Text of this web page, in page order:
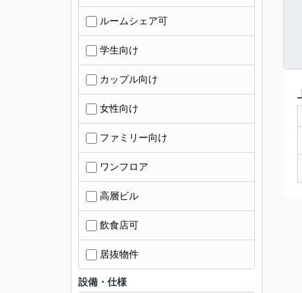
ルームシェア可
学生向け
カップル向け
女性向け
ファミリー向け
ワンフロア
高層ビル
飲食店可
居抜物件
設備・仕様